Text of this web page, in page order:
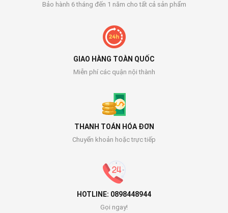
Bảo hành 6 tháng đến 1 năm cho tất cả sản phẩm
GIAO HÀNG TOÀN QUỐC
Miễn phí các quận nội thành
THANH TOÁN HÓA ĐƠN
Chuyển khoản hoặc trực tiếp
HOTLINE: 0898448944
Gọi ngay!